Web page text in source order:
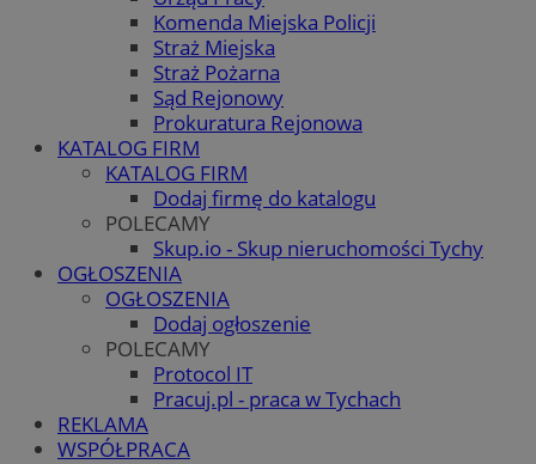
Komenda Miejska Policji
Straż Miejska
Straż Pożarna
Sąd Rejonowy
Prokuratura Rejonowa
KATALOG FIRM
KATALOG FIRM
Dodaj firmę do katalogu
POLECAMY
Skup.io - Skup nieruchomości Tychy
OGŁOSZENIA
OGŁOSZENIA
Dodaj ogłoszenie
POLECAMY
Protocol IT
Pracuj.pl - praca w Tychach
REKLAMA
WSPÓŁPRACA